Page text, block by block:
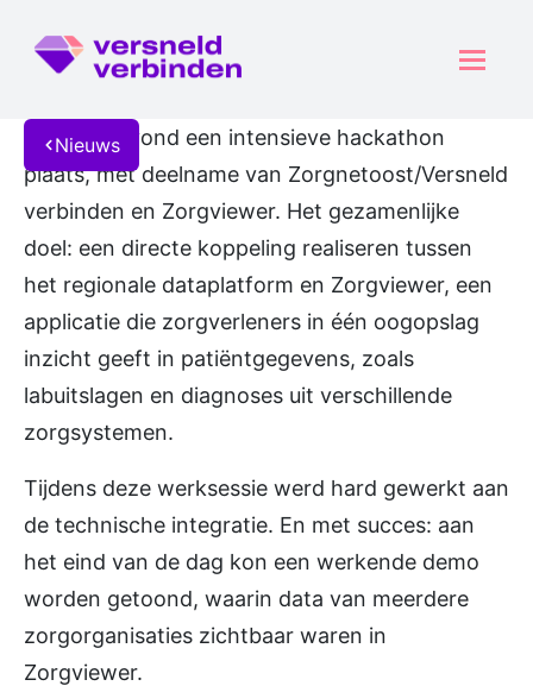
Nieuws
Op 18 juni vond een intensieve hackathon
plaats, met deelname van Zorgnetoost/Versneld
verbinden en Zorgviewer. Het gezamenlijke
doel: een directe koppeling realiseren tussen
het regionale dataplatform en Zorgviewer, een
applicatie die zorgverleners in één oogopslag
inzicht geeft in patiëntgegevens, zoals
labuitslagen en diagnoses uit verschillende
zorgsystemen.
Tijdens deze werksessie werd hard gewerkt aan
de technische integratie. En met succes: aan
het eind van de dag kon een werkende demo
worden getoond, waarin data van meerdere
zorgorganisaties zichtbaar waren in
Zorgviewer.